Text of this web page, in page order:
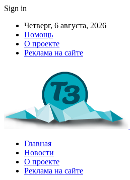
Sign in
Четверг, 6 августа, 2026
Помощь
О проекте
Реклама на сайте
Главная
Новости
О проекте
Реклама на сайте